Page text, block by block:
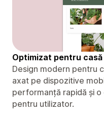
Optimizat pentru casă
Design modern pentru
axat pe dispozitive
performanță rapidă și
pentru utilizator.